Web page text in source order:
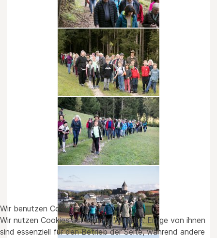
Wir benutzen Cookies
Wir nutzen Cookies auf unserer Website. Einige von ihnen
sind essenziell für den Betrieb der Seite, während andere